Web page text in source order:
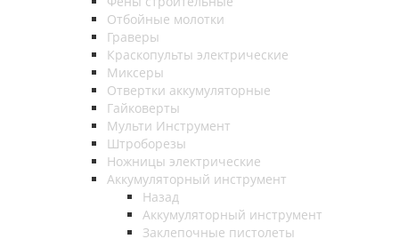
Отбойные молотки
Граверы
Краскопульты электрические
Миксеры
Отвертки аккумуляторные
Гайковерты
Мульти Инструмент
Штроборезы
Ножницы электрические
Аккумуляторный инструмент
Назад
Аккумуляторный инструмент
Заклепочные пистолеты